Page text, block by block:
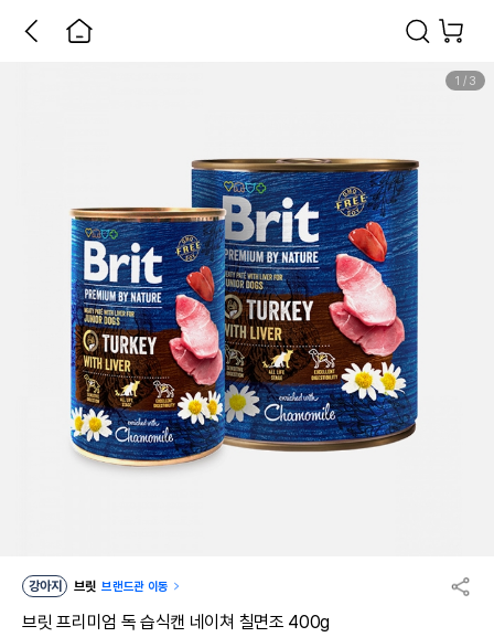
1 / 3
강아지 브릿 브랜드관 이동
브릿 프리미엄 독 습식캔 네이쳐 칠면조 400g